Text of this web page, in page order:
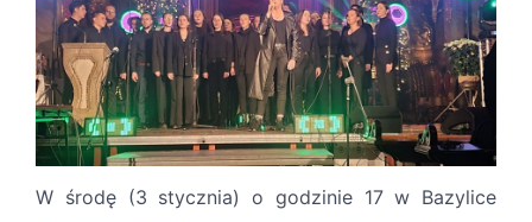
W środę (3 stycznia) o godzinie 17 w Bazylice